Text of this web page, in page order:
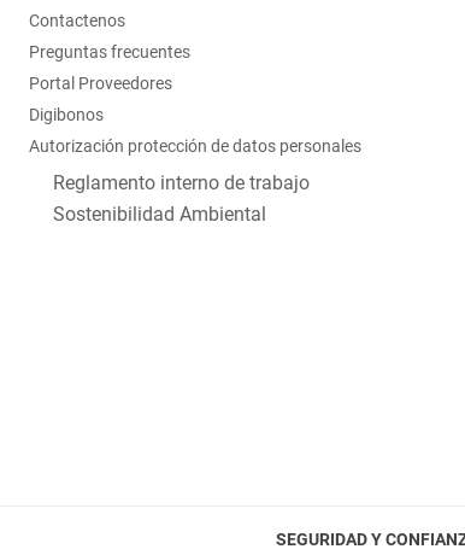
Contactenos
Preguntas frecuentes
Portal Proveedores
Digibonos
Autorización protección de datos personales
Reglamento interno de trabajo
Sostenibilidad Ambiental
SEGURIDAD Y